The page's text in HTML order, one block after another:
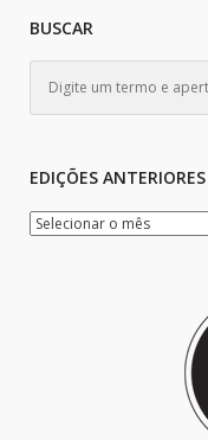
BUSCAR
EDIÇÕES ANTERIORES